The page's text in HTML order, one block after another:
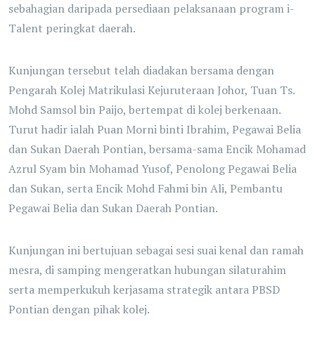
sebahagian daripada persediaan pelaksanaan program i-
Talent peringkat daerah.
Kunjungan tersebut telah diadakan bersama dengan
Pengarah Kolej Matrikulasi Kejuruteraan Johor, Tuan Ts.
Mohd Samsol bin Paijo, bertempat di kolej berkenaan.
Turut hadir ialah Puan Morni binti Ibrahim, Pegawai Belia
dan Sukan Daerah Pontian, bersama-sama Encik Mohamad
Azrul Syam bin Mohamad Yusof, Penolong Pegawai Belia
dan Sukan, serta Encik Mohd Fahmi bin Ali, Pembantu
Pegawai Belia dan Sukan Daerah Pontian.
Kunjungan ini bertujuan sebagai sesi suai kenal dan ramah
mesra, di samping mengeratkan hubungan silaturahim
serta memperkukuh kerjasama strategik antara PBSD
Pontian dengan pihak kolej.